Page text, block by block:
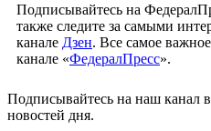
Подписывайтесь на
также следите за самыми
канале Дзен. Все самое
канале «ФедералПресс».
Подписывайтесь на наш канал в
новостей дня.